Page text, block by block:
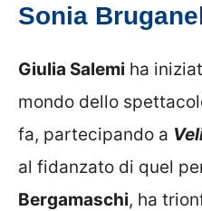
Sonia
Giulia Salemi ha
mondo dello
fa, partecipando a
al fidanzato di quel
Bergamaschi, ha